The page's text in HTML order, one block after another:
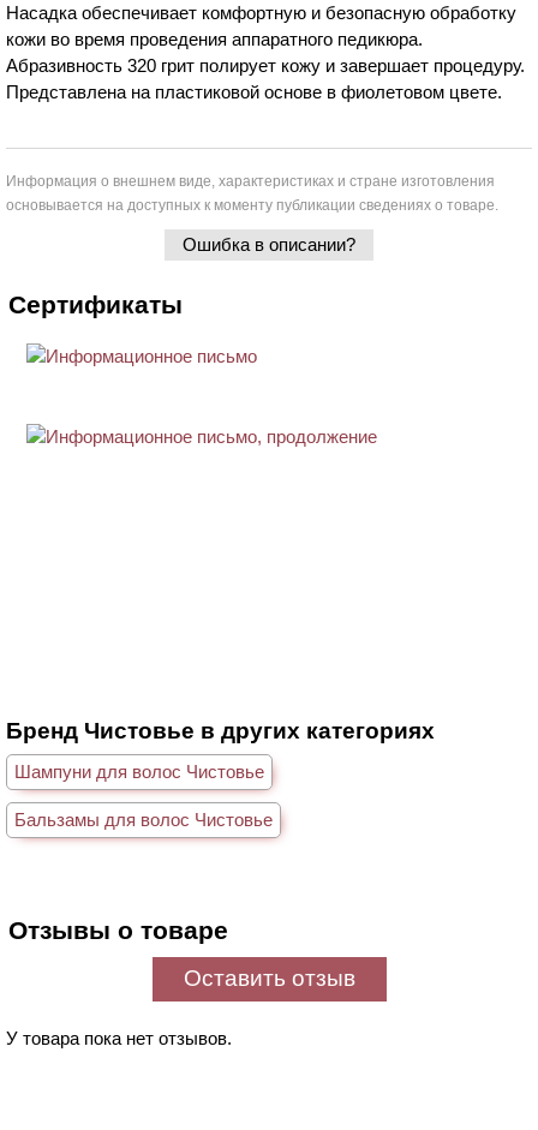
Насадка обеспечивает комфортную и безопасную обработку
кожи во время проведения аппаратного педикюра.
Абразивность 320 грит полирует кожу и завершает процедуру.
Представлена на пластиковой основе в фиолетовом цвете.
Информация о внешнем виде, характеристиках и стране изготовления
основывается на доступных к моменту публикации сведениях о товаре.
Ошибка в описании?
Сертификаты
Бренд Чистовье в других категориях
Шампуни для волос Чистовье
Бальзамы для волос Чистовье
Отзывы о товаре
Оставить отзыв
У товара пока нет отзывов.